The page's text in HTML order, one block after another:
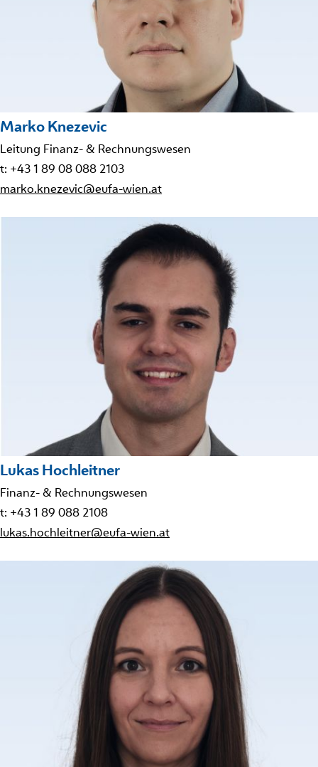
Marko Knezevic
Leitung Finanz- & Rechnungswesen
t: +43 1 89 08 088 2103
marko.knezevic@eufa-wien.at
Lukas Hochleitner
Finanz- & Rechnungswesen
t: +43 1 89 088 2108
lukas.hochleitner@eufa-wien.at